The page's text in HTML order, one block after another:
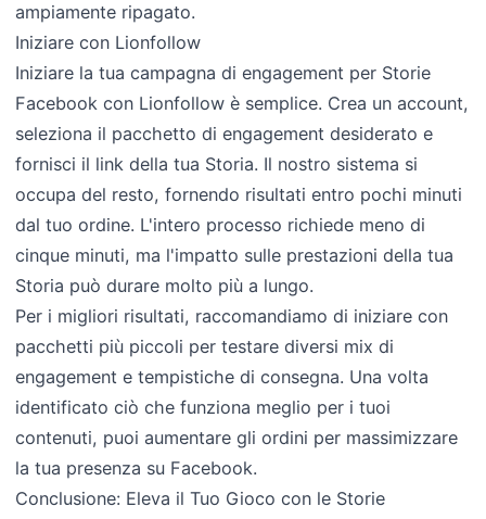
ampiamente ripagato.
Iniziare con Lionfollow
Iniziare la tua campagna di engagement per Storie
Facebook con Lionfollow è semplice. Crea un account,
seleziona il pacchetto di engagement desiderato e
fornisci il link della tua Storia. Il nostro sistema si
occupa del resto, fornendo risultati entro pochi minuti
dal tuo ordine. L'intero processo richiede meno di
cinque minuti, ma l'impatto sulle prestazioni della tua
Storia può durare molto più a lungo.
Per i migliori risultati, raccomandiamo di iniziare con
pacchetti più piccoli per testare diversi mix di
engagement e tempistiche di consegna. Una volta
identificato ciò che funziona meglio per i tuoi
contenuti, puoi aumentare gli ordini per massimizzare
la tua presenza su Facebook.
Conclusione: Eleva il Tuo Gioco con le Storie